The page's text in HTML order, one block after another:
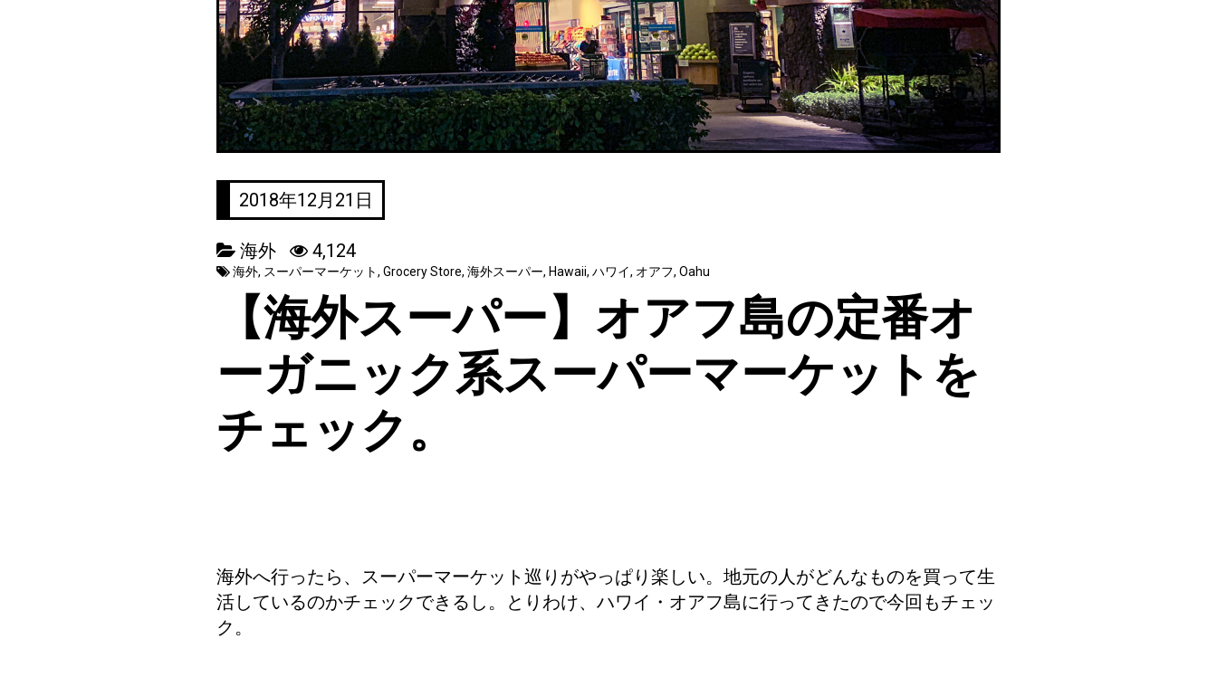
2018年12月21日
海外 4,124
海外, スーパーマーケット, Grocery Store, 海外スーパー, Hawaii, ハワイ, オアフ, Oahu
【海外スーパー】オアフ島の定番オ
ーガニック系スーパーマーケットを
チェック。
海外へ行ったら、スーパーマーケット巡りがやっぱり楽しい。地元の人がどんなものを買って生
活しているのかチェックできるし。とりわけ、ハワイ・オアフ島に行ってきたので今回もチェッ
ク。